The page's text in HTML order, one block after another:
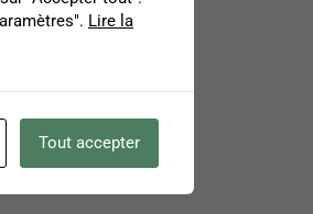
Lire la
Tout accepter